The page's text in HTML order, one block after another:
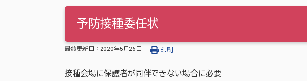
予防接種委任状
最終更新日： 2020年5月26日 印刷
接種会場に保護者が同伴できない場合に必要